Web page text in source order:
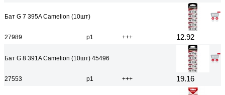
Бат G 7 395A Camelion (10шт)
27989 р1 +++ 12.92
Бат G 8 391A Camelion (10шт) 45496
27553 р1 +++ 19.16